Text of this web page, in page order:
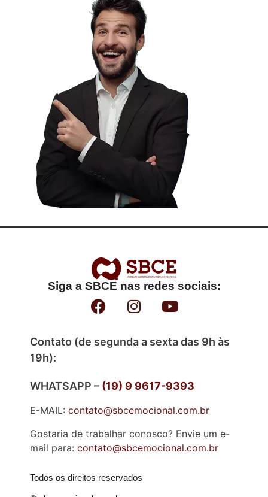
Siga a SBCE nas redes sociais:
Contato (de segunda a sexta das 9h às
19h):
WHATSAPP – (19) 9 9617-9393
E-MAIL: contato@sbcemocional.com.br
Gostaria de trabalhar conosco? Envie um e-
mail para: contato@sbcemocional.com.br
Todos os direitos reservados